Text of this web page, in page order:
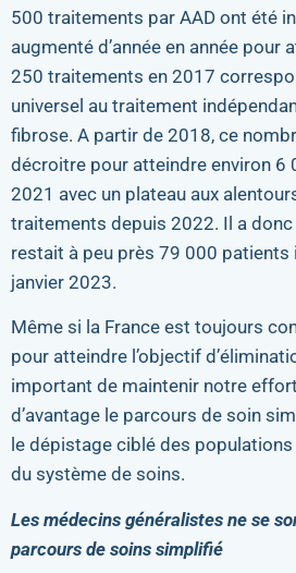
500 traitements par AAD ont été
augmenté d’année en année pour
250 traitements en 2017
universel au traitement
fibrose. A partir de 2018, ce
décroitre pour atteindre environ 6
2021 avec un plateau aux
traitements depuis 2022. Il a donc
restait à peu près 79 000
janvier 2023.
Même si la France est toujours
pour atteindre l’objectif
important de maintenir notre
d’avantage le parcours de soin
le dépistage ciblé des
du système de soins.
Les médecins généralistes ne se
parcours de soins simplifié